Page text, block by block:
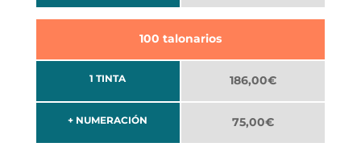
1 TINTA
+ NUMERACIÓN
100 talonarios
186,00€
75,00€